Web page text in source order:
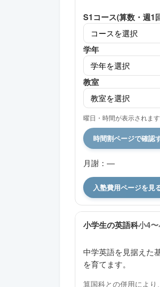
S1コース(算数・週
学年
教室
曜日・時間が表示されます
時間割ページで確認
月謝：—
入塾費用ページを見
小学生の英語科小4
中学英語を見据えた
を育てます。
算国科との併用により